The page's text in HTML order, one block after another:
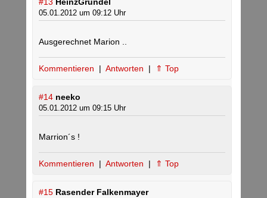
05.01.2012 um 09:12 Uhr
Ausgerechnet Marion ..
Kommentieren | Antworten | ⇑ Top
#14 neeko
05.01.2012 um 09:15 Uhr
Marrion´s !
Kommentieren | Antworten | ⇑ Top
#15 Rasender Falkenmayer